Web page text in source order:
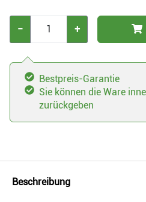
− +
Bestpreis-Garantie
Sie können die Ware
zurückgeben
Beschreibung